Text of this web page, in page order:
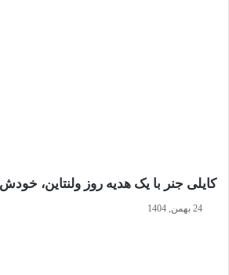
کایلی جنر با یک هدیه روز ولنتاین،
24 بهمن, 1404